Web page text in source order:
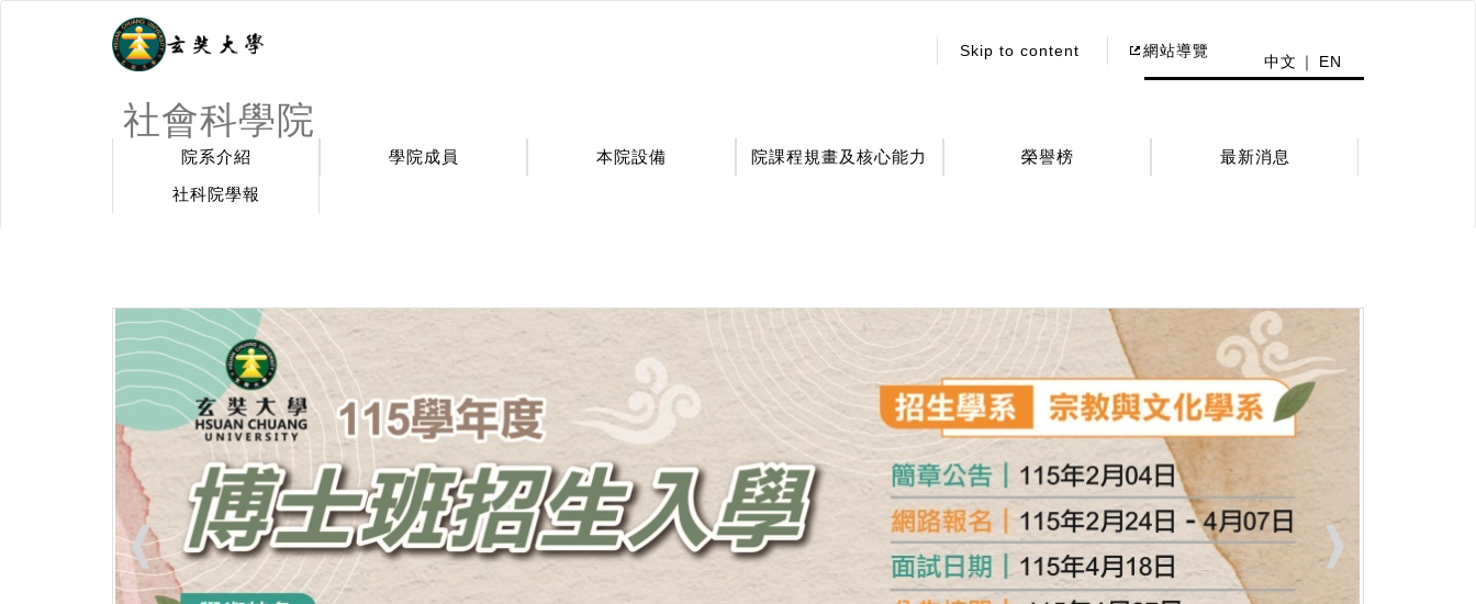
社會科學院
Skip to content 網站導覽
中文 EN
院系介紹 學院成員 本院設備 院課程規畫及核心能力 榮譽榜
最新消息
社科院學報